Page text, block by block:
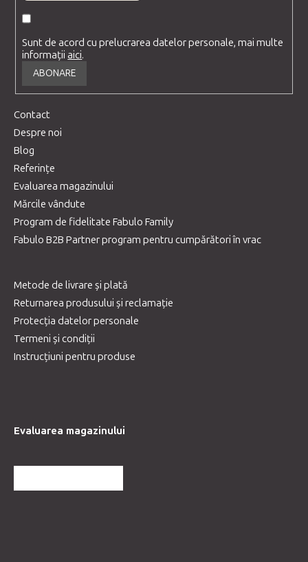
Sunt de acord cu prelucrarea datelor personale, mai multe
informațiiaici.
ABONARE
Contact
Despre noi
Blog
Referințe
Evaluarea magazinului
Mărcile vândute
Program de fidelitate Fabulo Family
Fabulo B2B Partner program pentru cumpărători în vrac
Metode de livrare și plată
Returnarea produsului și reclamație
Protecția datelor personale
Termeni și condiții
Instrucțiuni pentru produse
Evaluarea magazinului